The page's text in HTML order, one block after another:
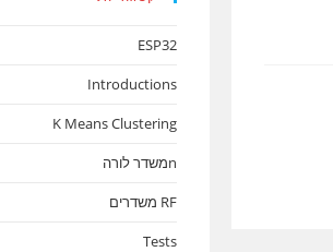
ESP32
Introductions
K Means Clustering
nמשדר לורה
RF משדרים
Tests